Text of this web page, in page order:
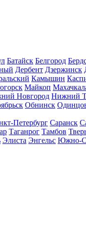
Батайск Белгород
Дербент Дзержинск
Камышин
Майкоп
Новгород Нижний
Обнинск
Петербург Саранск
Таганрог Тамбов
Элиста Энгельс Южно-